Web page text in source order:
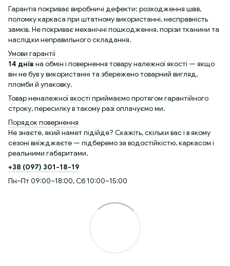
Гарантія покриває виробничі дефекти: розходження швів,
поломку каркаса при штатному використанні, несправність
замків. Не покриває механічні пошкодження, порізи тканини та
наслідки неправильного складання.
Умови гарантії
14 днів на обмін і повернення товару належної якості — якщо
він не був у використанні та збережено товарний вигляд,
пломби й упаковку.
Товар неналежної якості приймаємо протягом гарантійного
строку, пересилку в такому разі оплачуємо ми.
Порядок повернення
Не знаєте, який намет підійде? Скажіть, скільки вас і в якому
сезоні виїжджаєте — підберемо за водостійкістю, каркасом і
реальними габаритами.
+38 (097) 301-18-19
Пн–Пт 09:00–18:00, Сб 10:00–15:00